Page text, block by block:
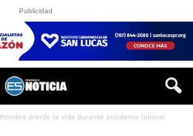
Publicidad
Hombre pierde la vida durante accidente laboral